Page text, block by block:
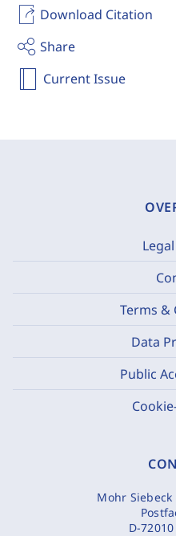
Download Citation
Share
Current Issue
Terms &
Data
Public
Mohr Siebeck
D-